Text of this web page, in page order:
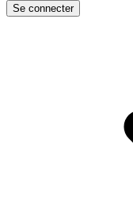
Se connecter